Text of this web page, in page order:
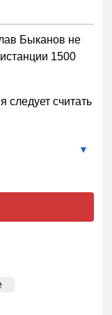
Быканов не
1500
следует считать